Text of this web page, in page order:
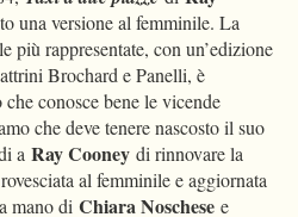
una versione al femminile. La
più rappresentate, con un’edizione
Brochard e Panelli, è
conosce bene le vicende
che deve tenere nascosto il suo
a Ray Cooney di rinnovare la
al femminile e aggiornata
mano di Chiara Noschese e